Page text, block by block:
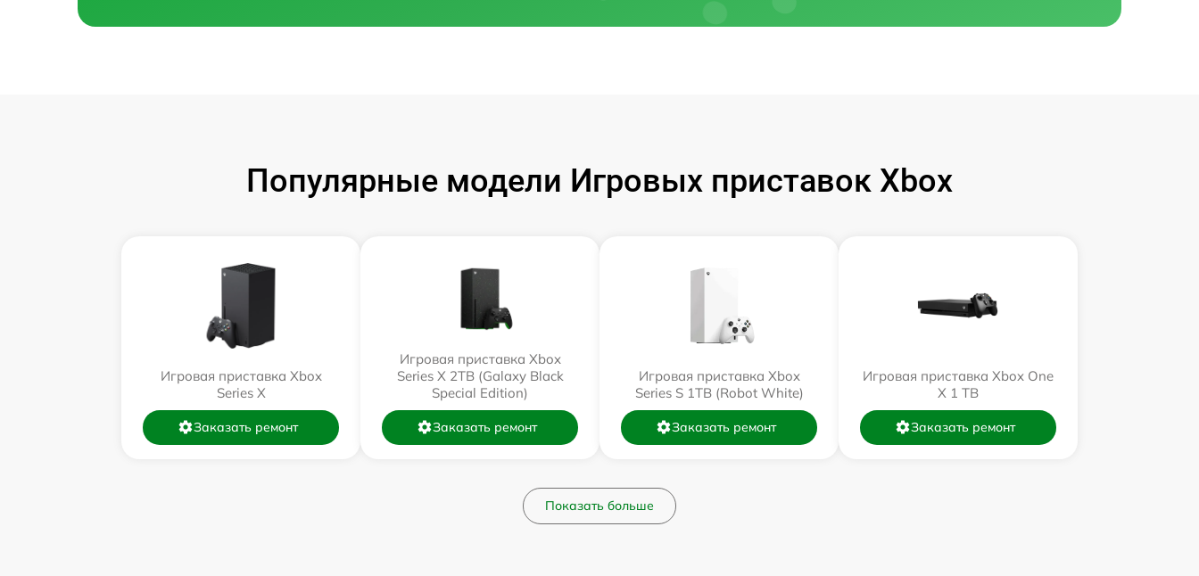
Популярные модели Игровых приставок Xbox
Игровая приставка Xbox
Series X
Заказать ремонт
Игровая приставка Xbox
Series X 2TB (Galaxy Black
Special Edition)
Заказать ремонт
Игровая приставка Xbox
Series S 1TB (Robot White)
Заказать ремонт
Игровая приставка Xbox One
X 1 TB
Заказать ремонт
Показать больше